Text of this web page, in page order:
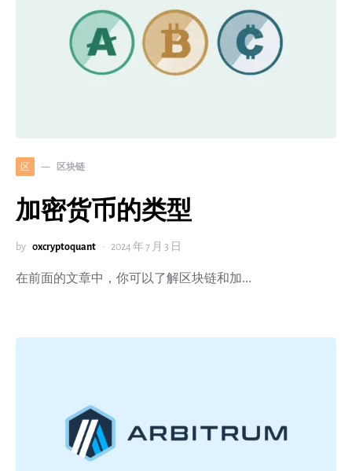
区 区块链
加密货币的类型
by 0xcryptoquant 2024 年 7 月 3 日
在前面的文章中，你可以了解区块链和加…